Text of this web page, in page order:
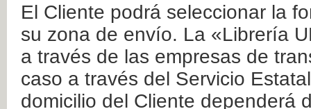
El Cliente podrá seleccionar la
su zona de envío. La «Librería
a través de las empresas de
caso a través del Servicio
domicilio del Cliente dependerá